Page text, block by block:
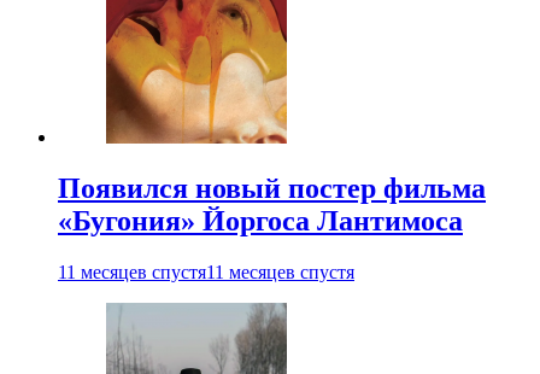
Появился новый постер фильма
«Бугония» Йоргоса Лантимоса
11 месяцев спустя11 месяцев спустя